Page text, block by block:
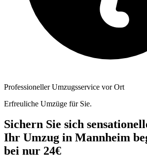
Professioneller Umzugsservice vor Ort
Erfreuliche Umzüge für Sie.
Sichern Sie sich
Ihr Umzug in Mannheim
bei nur 24€